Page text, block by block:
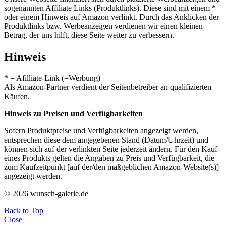
sogenannten Affiliate Links (Produktlinks). Diese sind mit einem *
oder einem Hinweis auf Amazon verlinkt. Durch das Anklicken der
Produktlinks bzw. Werbeanzeigen verdienen wir einen kleinen
Betrag, der uns hilft, diese Seite weiter zu verbessern.
Hinweis
* = Afilliate-Link (=Werbung)
Als Amazon-Partner verdient der Seitenbetreiber an qualifizierten
Käufen.
Hinweis zu Preisen und Verfügbarkeiten
Sofern Produktpreise und Verfügbarkeiten angezeigt werden,
entsprechen diese dem angegebenen Stand (Datum/Uhrzeit) und
können sich auf der verlinkten Seite jederzeit ändern. Für den Kauf
eines Produkts gelten die Angaben zu Preis und Verfügbarkeit, die
zum Kaufzeitpunkt [auf der/den maßgeblichen Amazon-Website(s)]
angezeigt werden.
© 2026 wunsch-galerie.de
Back to Top
Close